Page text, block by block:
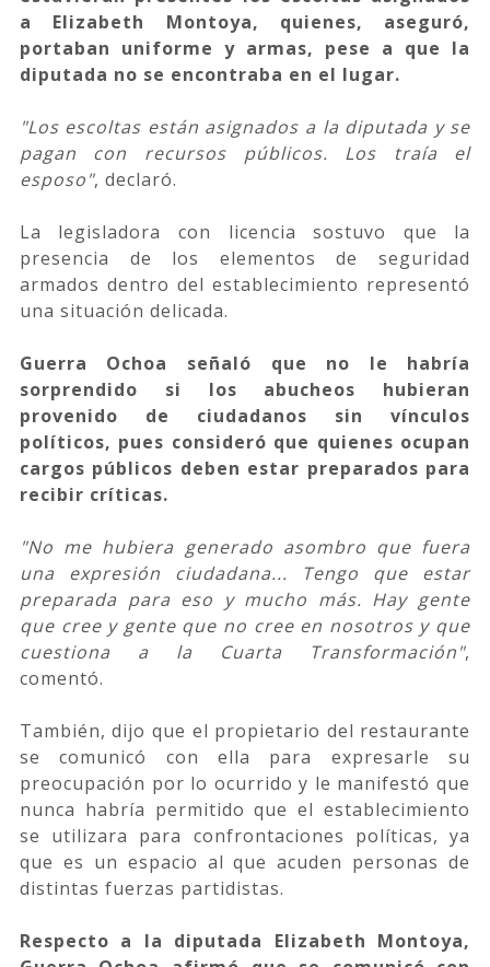
a Elizabeth Montoya, quienes, aseguró,
portaban uniforme y armas, pese a que la
diputada no se encontraba en el lugar.
"Los escoltas están asignados a la diputada y se
pagan con recursos públicos. Los traía el
esposo", declaró.
La legisladora con licencia sostuvo que la
presencia de los elementos de seguridad
armados dentro del establecimiento representó
una situación delicada.
Guerra Ochoa señaló que no le habría
sorprendido si los abucheos hubieran
provenido de ciudadanos sin vínculos
políticos, pues consideró que quienes ocupan
cargos públicos deben estar preparados para
recibir críticas.
"No me hubiera generado asombro que fuera
una expresión ciudadana... Tengo que estar
preparada para eso y mucho más. Hay gente
que cree y gente que no cree en nosotros y que
cuestiona a la Cuarta Transformación",
comentó.
También, dijo que el propietario del restaurante
se comunicó con ella para expresarle su
preocupación por lo ocurrido y le manifestó que
nunca habría permitido que el establecimiento
se utilizara para confrontaciones políticas, ya
que es un espacio al que acuden personas de
distintas fuerzas partidistas.
Respecto a la diputada Elizabeth Montoya,